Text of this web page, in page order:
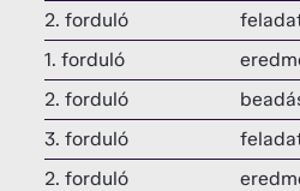
2. forduló
1. forduló
2. forduló
3. forduló
2. forduló